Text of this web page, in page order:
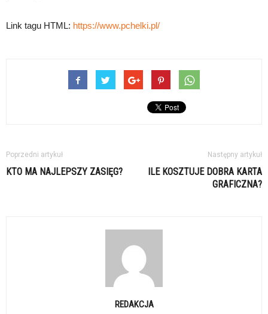
Link tagu HTML: https://www.pchelki.pl/
Poprzedni artykuł
KTO MA NAJLEPSZY ZASIĘG?
Następny artykuł
ILE KOSZTUJE DOBRA KARTA
GRAFICZNA?
REDAKCJA